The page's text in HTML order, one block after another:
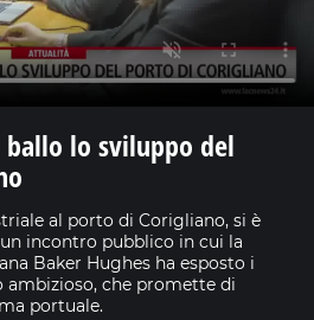
ballo lo sviluppo del
al porto di Corigliano, si è
incontro pubblico in cui la
Baker Hughes ha esposto i
che promette di
portuale.